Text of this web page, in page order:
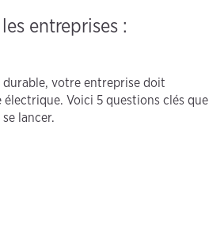
entreprises :
votre entreprise doit
Voici 5 questions clés que
lancer.